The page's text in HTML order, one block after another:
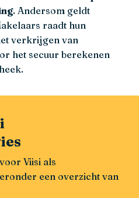
. Andersom geldt
raadt hun
verkrijgen van
het secuur berekenen
Viisi als
een overzicht van